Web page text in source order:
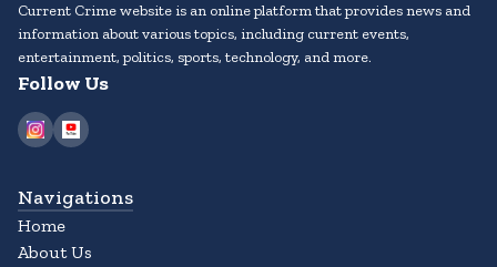
Current Crime website is an online platform that provides news and
information about various topics, including current events,
entertainment, politics, sports, technology, and more.
Follow Us
Navigations
Home
About Us